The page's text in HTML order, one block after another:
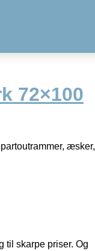
72×100
æsker,
til skarpe priser. Og